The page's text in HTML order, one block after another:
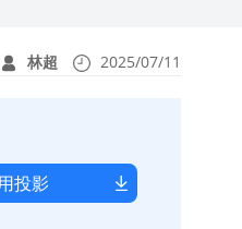
林超 2025/07/11
投影